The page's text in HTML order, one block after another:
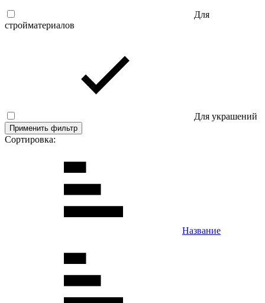
Для
стройматериалов
Для украшений
Применить фильтр
Сортировка:
Название